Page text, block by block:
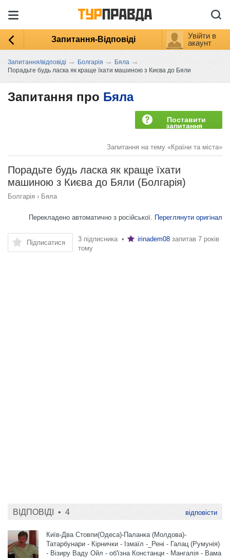
Запитання-Відповіді
Увійти в
акаунт
Запитання/відповіді → Болгарія → Бяла →
Порадьте будь ласка як краще їхати машиною з Києва до Бяли
Запитання про Бяла
Поставити
запитання
Запитання на тему «Країни та міста»
Порадьте будь ласка як краще їхати
машиною з Києва до Бяли (Болгарія)
Болгарія › Бяла
Перекладено автоматично з російської. Переглянути оригінал
Підписатися 3 підписника • irinadem08 запитав 7 років
тому
ВІДПОВІДІ • 4 відповісти
Київ-Два Стовпи(Одеса)-Паланка (Молдова)-
Татарбунари - Кірнички - Ізмаїл -_Рені - Галац (Румунія)
- Візиру Ваду Ойл - об'їзна Констанци - Мангалія - ​​Вама